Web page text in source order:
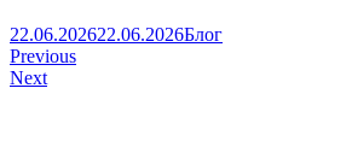
Артем
Краснов
22.06.202622.06.2026Блог
Навигация
по
Previous
Next